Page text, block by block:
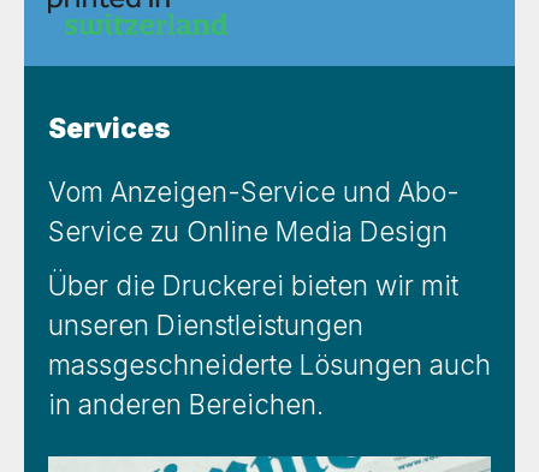
Services
Vom Anzeigen-Service und Abo-
Service zu Online Media Design
Über die Druckerei bieten wir mit
unseren Dienstleistungen
massgeschneiderte Lösungen auch
in anderen Bereichen.